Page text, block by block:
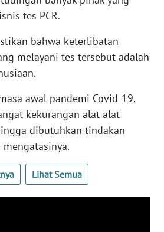
tes PCR.
bahwa keterlibatan
melayani tes tersebut adalah
awal pandemi Covid-19,
kekurangan alat-alat
dibutuhkan tindakan
Lihat Semua